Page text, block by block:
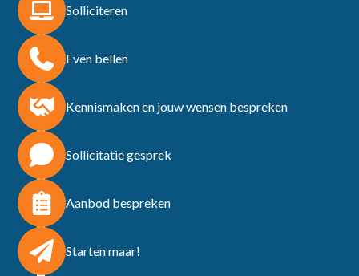
Solliciteren
Even bellen
Kennismaken en jouw wensen bespreken
Sollicitatie gesprek
Aanbod bespreken
Starten maar!